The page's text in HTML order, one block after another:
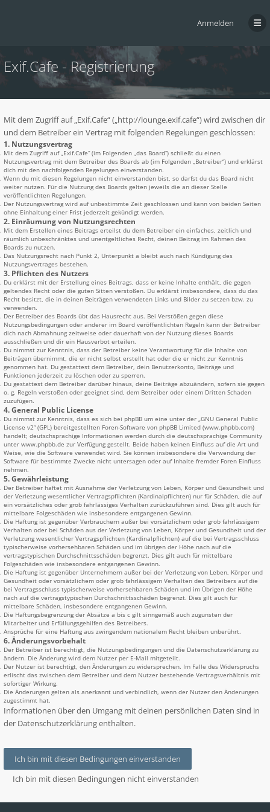
Anmelden
Exif.Cafe - Registrierung
Mit dem Zugriff auf „Exif.Cafe“ („http://lounge.exif.cafe“) wird zwischen dir
und dem Betreiber ein Vertrag mit folgenden Regelungen geschlossen:
1. Nutzungsvertrag
Mit dem Zugriff auf „Exif.Cafe“ (im Folgenden „das Board“) schließt du einen
Nutzungsvertrag mit dem Betreiber des Boards ab (im Folgenden „Betreiber“) und erklärst
dich mit den nachfolgenden Regelungen einverstanden.
Wenn du mit diesen Regelungen nicht einverstanden bist, so darfst du das Board nicht
weiter nutzen. Für die Nutzung des Boards gelten jeweils die an dieser Stelle
veröffentlichten Regelungen.
Der Nutzungsvertrag wird auf unbestimmte Zeit geschlossen und kann von beiden Seiten
ohne Einhaltung einer Frist jederzeit gekündigt werden.
2. Einräumung von Nutzungsrechten
Mit dem Erstellen eines Beitrags erteilst du dem Betreiber ein einfaches, zeitlich und
räumlich unbeschränktes und unentgeltliches Recht, deinen Beitrag im Rahmen des
Boards zu nutzen.
Das Nutzungsrecht nach Punkt 2, Unterpunkt a bleibt auch nach Kündigung des
Nutzungsvertrages bestehen.
3. Pflichten des Nutzers
Du erklärst mit der Erstellung eines Beitrags, dass er keine Inhalte enthält, die gegen
geltendes Recht oder die guten Sitten verstoßen. Du erklärst insbesondere, dass du das
Recht besitzt, die in deinen Beiträgen verwendeten Links und Bilder zu setzen bzw. zu
verwenden.
Der Betreiber des Boards übt das Hausrecht aus. Bei Verstößen gegen diese
Nutzungsbedingungen oder anderer im Board veröffentlichten Regeln kann der Betreiber
dich nach Abmahnung zeitweise oder dauerhaft von der Nutzung dieses Boards
ausschließen und dir ein Hausverbot erteilen.
Du nimmst zur Kenntnis, dass der Betreiber keine Verantwortung für die Inhalte von
Beiträgen übernimmt, die er nicht selbst erstellt hat oder die er nicht zur Kenntnis
genommen hat. Du gestattest dem Betreiber, dein Benutzerkonto, Beiträge und
Funktionen jederzeit zu löschen oder zu sperren.
Du gestattest dem Betreiber darüber hinaus, deine Beiträge abzuändern, sofern sie gegen
o. g. Regeln verstoßen oder geeignet sind, dem Betreiber oder einem Dritten Schaden
zuzufügen.
4. General Public License
Du nimmst zur Kenntnis, dass es sich bei phpBB um eine unter der „GNU General Public
License v2“ (GPL) bereitgestellten Foren-Software von phpBB Limited (www.phpbb.com)
handelt; deutschsprachige Informationen werden durch die deutschsprachige Community
unter www.phpbb.de zur Verfügung gestellt. Beide haben keinen Einfluss auf die Art und
Weise, wie die Software verwendet wird. Sie können insbesondere die Verwendung der
Software für bestimmte Zwecke nicht untersagen oder auf Inhalte fremder Foren Einfluss
nehmen.
5. Gewährleistung
Der Betreiber haftet mit Ausnahme der Verletzung von Leben, Körper und Gesundheit und
der Verletzung wesentlicher Vertragspflichten (Kardinalpflichten) nur für Schäden, die auf
ein vorsätzliches oder grob fahrlässiges Verhalten zurückzuführen sind. Dies gilt auch für
mittelbare Folgeschäden wie insbesondere entgangenen Gewinn.
Die Haftung ist gegenüber Verbrauchern außer bei vorsätzlichem oder grob fahrlässigem
Verhalten oder bei Schäden aus der Verletzung von Leben, Körper und Gesundheit und der
Verletzung wesentlicher Vertragspflichten (Kardinalpflichten) auf die bei Vertragsschluss
typischerweise vorhersehbaren Schäden und im übrigen der Höhe nach auf die
vertragstypischen Durchschnittsschäden begrenzt. Dies gilt auch für mittelbare
Folgeschäden wie insbesondere entgangenen Gewinn.
Die Haftung ist gegenüber Unternehmern außer bei der Verletzung von Leben, Körper und
Gesundheit oder vorsätzlichem oder grob fahrlässigem Verhalten des Betreibers auf die
bei Vertragsschluss typischerweise vorhersehbaren Schäden und im Übrigen der Höhe
nach auf die vertragstypischen Durchschnittsschäden begrenzt. Dies gilt auch für
mittelbare Schäden, insbesondere entgangenen Gewinn.
Die Haftungsbegrenzung der Absätze a bis c gilt sinngemäß auch zugunsten der
Mitarbeiter und Erfüllungsgehilfen des Betreibers.
Ansprüche für eine Haftung aus zwingendem nationalem Recht bleiben unberührt.
6. Änderungsvorbehalt
Der Betreiber ist berechtigt, die Nutzungsbedingungen und die Datenschutzerklärung zu
ändern. Die Änderung wird dem Nutzer per E-Mail mitgeteilt.
Der Nutzer ist berechtigt, den Änderungen zu widersprechen. Im Falle des Widerspruchs
erlischt das zwischen dem Betreiber und dem Nutzer bestehende Vertragsverhältnis mit
sofortiger Wirkung.
Die Änderungen gelten als anerkannt und verbindlich, wenn der Nutzer den Änderungen
zugestimmt hat.
Informationen über den Umgang mit deinen persönlichen Daten sind in
der Datenschutzerklärung enthalten.